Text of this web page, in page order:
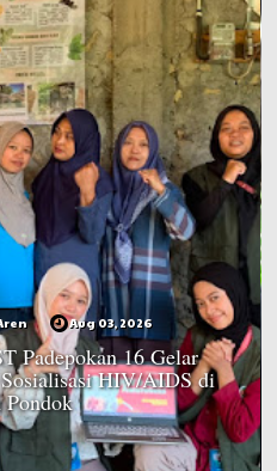
Jul 17, 2026
Sebut PH Keluarga dr.
Damai” untuk Mediasi